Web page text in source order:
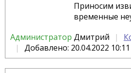
Приносим
временные
Администратор Дмитрий
Добавлено: 20.04.2022 10:11